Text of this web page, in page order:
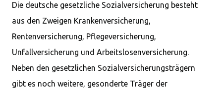
Die deutsche gesetzliche Sozialversicherung besteht
aus den Zweigen Krankenversicherung,
Rentenversicherung, Pflegeversicherung,
Unfallversicherung und Arbeitslosenversicherung.
Neben den gesetzlichen Sozialversicherungsträgern
gibt es noch weitere, gesonderte Träger der